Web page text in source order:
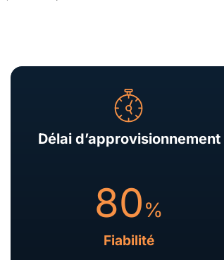
Délai d’approvisionnement
80%
Fiabilité